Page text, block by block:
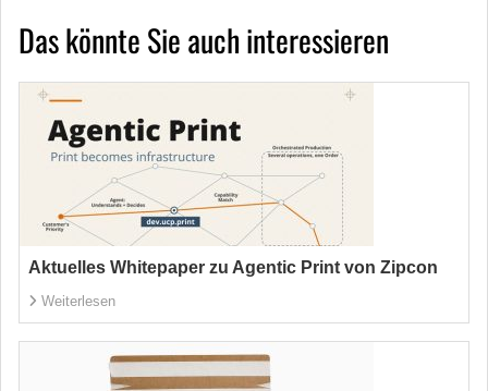
Das könnte Sie auch interessieren
Aktuelles Whitepaper zu Agentic Print von Zipcon
Weiterlesen